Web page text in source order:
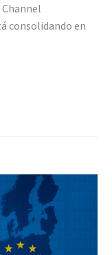
consolidando en